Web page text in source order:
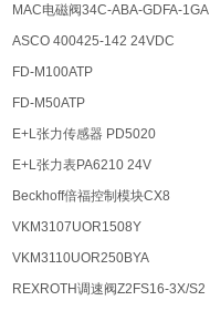
MAC电磁阀34C-ABA-GDFA-1GA
ASCO 400425-142 24VDC
FD-M100ATP
FD-M50ATP
E+L张力传感器 PD5020
E+L张力表PA6210 24V
Beckhoff倍福控制模块CX8
VKM3107UOR1508Y
VKM3110UOR250BYA
REXROTH调速阀Z2FS16-3X/S2